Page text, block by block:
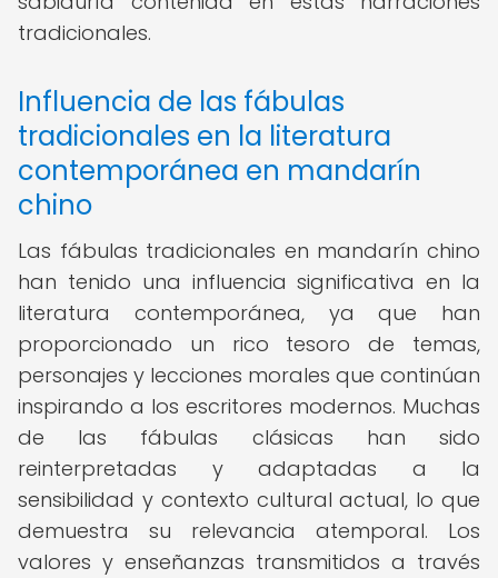
tradicionales.
Influencia de las fábulas
tradicionales en la literatura
contemporánea en mandarín
chino
Las fábulas tradicionales en mandarín chino
han tenido una influencia significativa en la
literatura contemporánea, ya que han
proporcionado un rico tesoro de temas,
personajes y lecciones morales que continúan
inspirando a los escritores modernos. Muchas
de las fábulas clásicas han sido
reinterpretadas y adaptadas a la
sensibilidad y contexto cultural actual, lo que
demuestra su relevancia atemporal. Los
valores y enseñanzas transmitidos a través